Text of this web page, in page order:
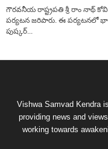
గౌరవనీయ రాష్ట్రపతి శ్రీ రాం నాథ్
పర్యటన జరిపారు. ఈ పర్యటనలో
పుష్కర్...
Vishwa Samvad Kendra
providing news and
working towards